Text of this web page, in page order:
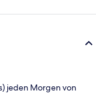
jeden Morgen von